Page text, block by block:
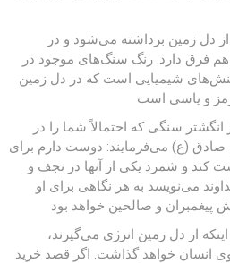
دل زمین برداشته می‌شود و در
هم فرق دارد. رنگ سنگ‌های موجود در
شیمیایی است که در دل زمین
سنگی که احتمالاً شما را در
صادق (ع) می‌فرمایند: دوست دارم برای
کند و شمرد یکی از آنها در نجف و
می‌نویسد به هر نگاهی برای او
از دل زمین انرژی می‌گیرند،
انسان خواهد گذاشت. اگر قصد خرید